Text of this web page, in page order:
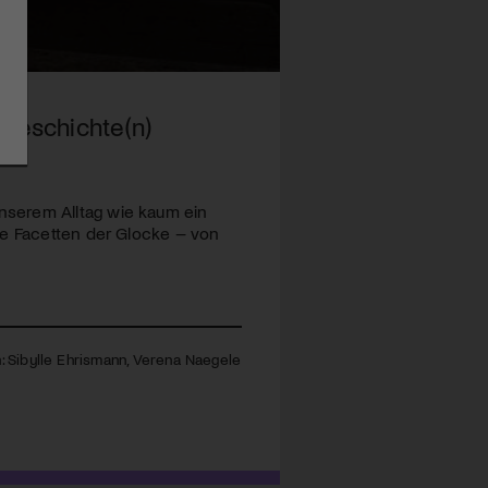
Alltag wie kaum ein
Facetten der Glocke – von
Ehrismann, Verena Naegele